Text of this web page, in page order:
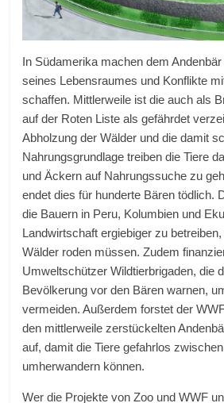
In Südamerika machen dem
seines Lebensraumes und Konflikte
schaffen. Mittlerweile ist die auch als
auf der Roten Liste als gefährdet
Abholzung der Wälder und die damit
Nahrungsgrundlage treiben die Tiere
und Äckern auf Nahrungssuche zu
endet dies für hunderte Bären tödlich.
die Bauern in Peru, Kolumbien und
Landwirtschaft ergiebiger zu
Wälder roden müssen. Zudem
Umweltschützer Wildtierbrigaden, die
Bevölkerung vor den Bären warnen,
vermeiden. Außerdem forstet der
den mittlerweile zerstückelten
auf, damit die Tiere gefahrlos
umherwandern können.
Wer die Projekte von Zoo und WWF